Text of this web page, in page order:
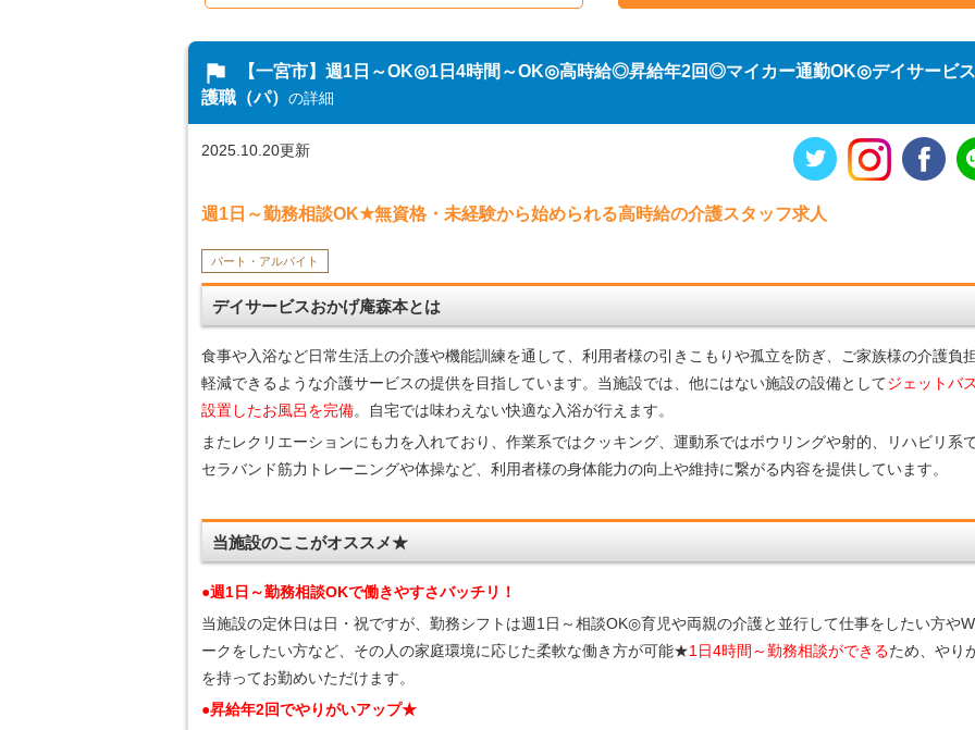
flag
【一宮市】週1日～OK◎1日4時間～OK◎高時給◎昇給年2回◎マイカー通勤OK◎デイサービ
護職（パ） の詳細
2025.10.20更新
週1日～勤務相談OK★無資格・未経験から始められる高時給の介護スタッフ求人
パート・アルバイト
デイサービスおかげ庵森本とは
食事や入浴など日常生活上の介護や機能訓練を通して、利用者様の引きこもりや孤立を防ぎ、ご家族様の介護負
軽減できるような介護サービスの提供を目指しています。当施設では、他にはない施設の設備としてジェットバ
設置したお風呂を完備。自宅では味わえない快適な入浴が行えます。
またレクリエーションにも力を入れており、作業系ではクッキング、運動系ではボウリングや射的、リハビリ系
セラバンド筋力トレーニングや体操など、利用者様の身体能力の向上や維持に繋がる内容を提供しています。
当施設のここがオススメ★
●週1日～勤務相談OKで働きやすさバッチリ！
当施設の定休日は日・祝ですが、勤務シフトは週1日～相談OK◎育児や両親の介護と並行して仕事をしたい方や
ークをしたい方など、その人の家庭環境に応じた柔軟な働き方が可能★1日4時間～勤務相談ができるため、やり
を持ってお勤めいただけます。
●昇給年2回でやりがいアップ★